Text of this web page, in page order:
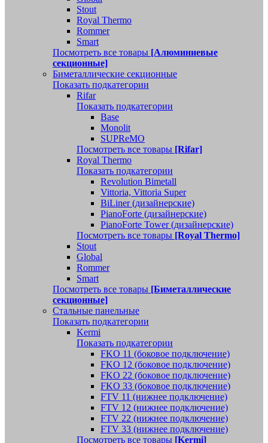
Stout
Royal Thermo
Rommer
Smart
Посмотреть все товары [Алюминиевые
секционные]
Биметаллические секционные
Показать подкатегории
Rifar
Показать подкатегории
Base
Monolit
SUPReMO
Посмотреть все товары [Rifar]
Royal Thermo
Показать подкатегории
Revolution Bimetall
Vittoria, Vittoria Super
BiLiner (дизайнерские)
PianoForte (дизайнерские)
PianoForte Tower (дизайнерские)
Посмотреть все товары [Royal Thermo]
Stout
Global
Rommer
Smart
Посмотреть все товары [Биметаллические
секционные]
Стальные панельные
Показать подкатегории
Kermi
Показать подкатегории
FKO 11 (боковое подключение)
FKO 12 (боковое подключение)
FKO 22 (боковое подключение)
FKO 33 (боковое подключение)
FTV 11 (нижнее подключение)
FTV 12 (нижнее подключение)
FTV 22 (нижнее подключение)
FTV 33 (нижнее подключение)
Посмотреть все товары [Kermi]